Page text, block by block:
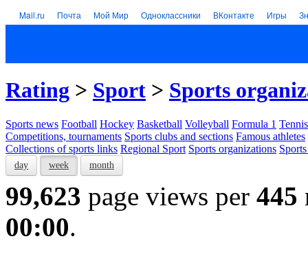
Mail.ru Почта Мой Мир Одноклассники ВКонтакте Игры
Rating > Sport > Sports
Sports news Football Hockey Basketball Volleyball Formula 1 Tennis
Competitions, tournaments Sports clubs and sections Famous athletes
Collections of sports links Regional Sport Sports organizations
day week month
99,623 page views per 445
00:00.